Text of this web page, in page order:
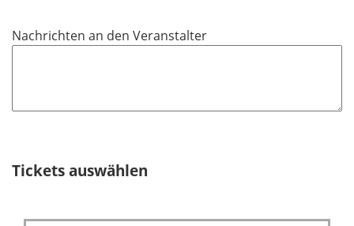
Nachrichten an den Veranstalter
Tickets auswählen